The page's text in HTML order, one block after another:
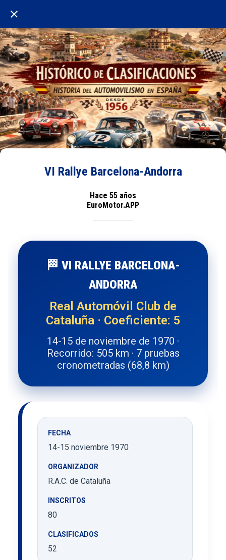
VI Rallye Barcelona-Andorra
Hace 55 años
EuroMotor.APP
🏁 VI RALLYE BARCELONA-
ANDORRA
Real Automóvil Club de
Cataluña · Coeficiente: 5
14-15 de noviembre de 1970 ·
Recorrido: 505 km · 7 pruebas
cronometradas (68,8 km)
FECHA
14-15 noviembre 1970
ORGANIZADOR
R.A.C. de Cataluña
INSCRITOS
80
CLASIFICADOS
52